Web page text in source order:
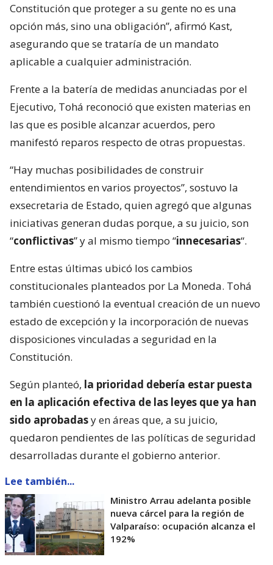
Constitución que proteger a su gente no es una
opción más, sino una obligación”, afirmó Kast,
asegurando que se trataría de un mandato
aplicable a cualquier administración.
Frente a la batería de medidas anunciadas por el
Ejecutivo, Tohá reconoció que existen materias en
las que es posible alcanzar acuerdos, pero
manifestó reparos respecto de otras propuestas.
“Hay muchas posibilidades de construir
entendimientos en varios proyectos”, sostuvo la
exsecretaria de Estado, quien agregó que algunas
iniciativas generan dudas porque, a su juicio, son
“conflictivas” y al mismo tiempo “innecesarias“.
Entre estas últimas ubicó los cambios
constitucionales planteados por La Moneda. Tohá
también cuestionó la eventual creación de un nuevo
estado de excepción y la incorporación de nuevas
disposiciones vinculadas a seguridad en la
Constitución.
Según planteó, la prioridad debería estar puesta
en la aplicación efectiva de las leyes que ya han
sido aprobadasy en áreas que, a su juicio,
quedaron pendientes de las políticas de seguridad
desarrolladas durante el gobierno anterior.
Lee también...
Ministro Arrau adelanta posible
nueva cárcel para la región de
Valparaíso: ocupación alcanza el
192%